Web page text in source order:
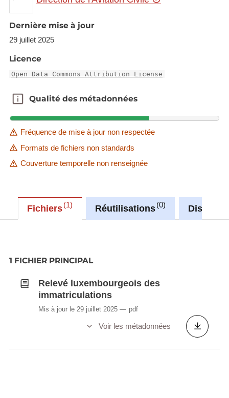
Dernière mise à jour
29 juillet 2025
Licence
Open Data Commons Attribution License
Qualité des métadonnées
Qualité des métadonnées
Fréquence de mise à jour non respectée
Formats de fichiers non standards
Couverture temporelle non renseignée
Fichiers 1 Réutilisations 0
1 FICHIER PRINCIPAL
Relevé luxembourgeois des
immatriculations
Mis à jour le 29 juillet 2025 pdf
Voir les métadonnées